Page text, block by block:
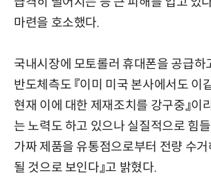
마련을 호소했다.
국내시장에 모토롤러 휴대폰을 공급하
반도체측도 『이미 미국 본사에서도 이
현재 이에 대한 제재조치를 강구중』이
는 노력도 하고 있으나 실질적으로 힘
가짜 제품을 유통점으로부터 전량 수거
될 것으로 보인다』고 밝혔다.